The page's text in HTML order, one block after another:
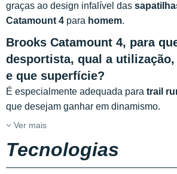
graças ao design infalível das
Catamount 4 para homem.
Brooks Catamount 4, para
desportista, qual a
e que superfície?
É especialmente adequada para trail
que desejam ganhar em dinamismo.
Ver mais
Tecnologias